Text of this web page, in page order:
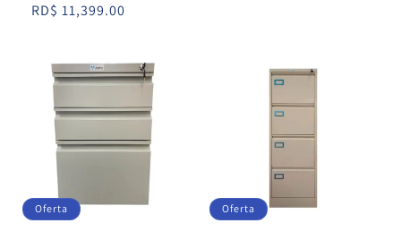
habitual
de
RD$ 11,399.00
Oferta Oferta